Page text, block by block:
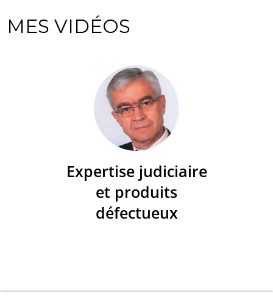
MES VIDÉOS
Expertise judiciaire
et produits
défectueux